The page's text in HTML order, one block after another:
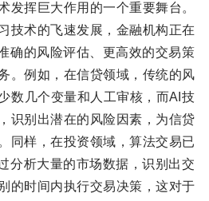
发挥巨大作用的一个重要舞台。
技术的飞速发展，金融机构正在
确的风险评估、更高效的交易策
。例如，在信贷领域，传统的风
数几个变量和人工审核，而AI技
识别出潜在的风险因素，为信贷
同样，在投资领域，算法交易已
分析大量的市场数据，识别出交
的时间内执行交易决策，这对于